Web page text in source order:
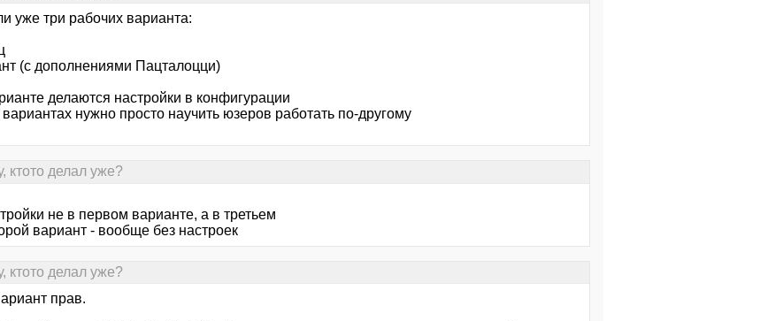
уже три рабочих варианта:
(с дополнениями Пацталоцци)
делаются настройки в конфигурации
нужно просто научить юзеров работать по-другому
ктото делал уже?
не в первом варианте, а в третьем
вариант - вообще без настроек
ктото делал уже?
прав.